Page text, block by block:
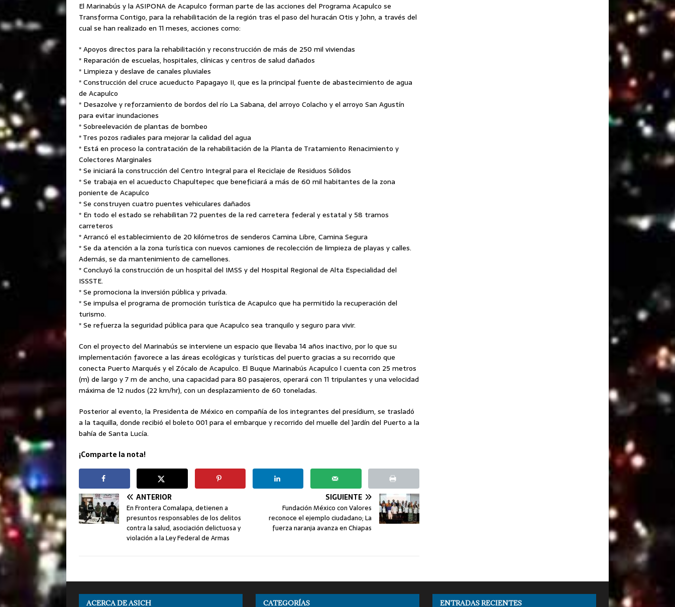
El Marinabús y la ASIPONA de Acapulco forman parte de las acciones del Programa Acapulco se
Transforma Contigo, para la rehabilitación de la región tras el paso del huracán Otis y John, a través del
cual se han realizado en 11 meses, acciones como:
* Apoyos directos para la rehabilitación y reconstrucción de más de 250 mil viviendas
* Reparación de escuelas, hospitales, clínicas y centros de salud dañados
* Limpieza y deslave de canales pluviales
* Construcción del cruce acueducto Papagayo II, que es la principal fuente de abastecimiento de agua
de Acapulco
* Desazolve y reforzamiento de bordos del río La Sabana, del arroyo Colacho y el arroyo San Agustín
para evitar inundaciones
* Sobreelevación de plantas de bombeo
* Tres pozos radiales para mejorar la calidad del agua
* Está en proceso la contratación de la rehabilitación de la Planta de Tratamiento Renacimiento y
Colectores Marginales
* Se iniciará la construcción del Centro Integral para el Reciclaje de Residuos Sólidos
* Se trabaja en el acueducto Chapultepec que beneficiará a más de 60 mil habitantes de la zona
poniente de Acapulco
* Se construyen cuatro puentes vehiculares dañados
* En todo el estado se rehabilitan 72 puentes de la red carretera federal y estatal y 58 tramos
carreteros
* Arrancó el establecimiento de 20 kilómetros de senderos Camina Libre, Camina Segura
* Se da atención a la zona turística con nuevos camiones de recolección de limpieza de playas y calles.
Además, se da mantenimiento de camellones.
* Concluyó la construcción de un hospital del IMSS y del Hospital Regional de Alta Especialidad del
ISSSTE.
* Se promociona la inversión pública y privada.
* Se impulsa el programa de promoción turística de Acapulco que ha permitido la recuperación del
turismo.
* Se refuerza la seguridad pública para que Acapulco sea tranquilo y seguro para vivir.
Con el proyecto del Marinabús se interviene un espacio que llevaba 14 años inactivo, por lo que su
implementación favorece a las áreas ecológicas y turísticas del puerto gracias a su recorrido que
conecta Puerto Marqués y el Zócalo de Acapulco. El Buque Marinabús Acapulco l cuenta con 25 metros
(m) de largo y 7 m de ancho, una capacidad para 80 pasajeros, operará con 11 tripulantes y una velocidad
máxima de 12 nudos (22 km/hr), con un desplazamiento de 60 toneladas.
Posterior al evento, la Presidenta de México en compañía de los integrantes del presídium, se trasladó
a la taquilla, donde recibió el boleto 001 para el embarque y recorrido del muelle del Jardín del Puerto a la
bahía de Santa Lucía.
¡Comparte la nota!
ANTERIOR
En Frontera Comalapa, detienen a
presuntos responsables de los delitos
contra la salud, asociación delictuosa y
violación a la Ley Federal de Armas
SIGUIENTE
Fundación México con Valores
reconoce el ejemplo ciudadano; La
fuerza naranja avanza en Chiapas
ACERCA DE ASICH CATEGORÍAS ENTRADAS RECIENTES